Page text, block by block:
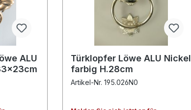
ALU
Türklopfer Löwe ALU Nickel
farbig H.28cm
Artikel-Nr. 195.026N0